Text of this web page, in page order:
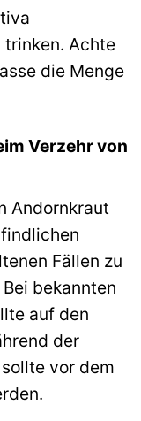
trinken. Achte
die Menge
Verzehr von
Andornkraut
Fällen zu
bekannten
auf den
der
vor dem